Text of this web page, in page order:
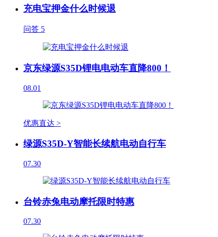
充电宝押金什么时候退
问答 5
京东绿源S35D锂电电动车直降800！
08.01
优惠直达 >
绿源S35D-Y智能长续航电动自行车
07.30
台铃赤兔电动摩托限时特惠
07.30